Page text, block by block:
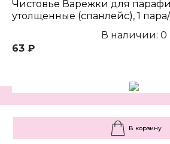
Чистовье Варежки для
утолщенные (спанлейс), 1
В наличии: 0
63 ₽
В корзину